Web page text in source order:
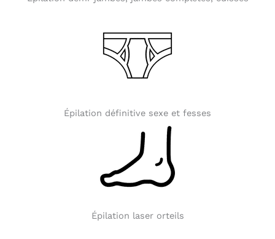
Épilation définitive sexe et fesses
Épilation laser orteils